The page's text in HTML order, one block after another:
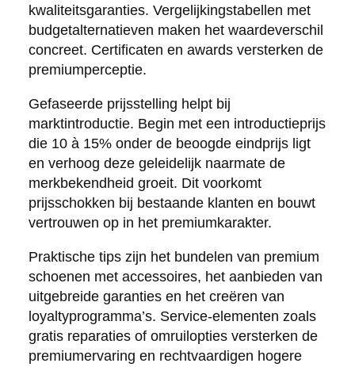
kwaliteitsgaranties. Vergelijkingstabellen met
budgetalternatieven maken het waardeverschil
concreet. Certificaten en awards versterken de
premiumperceptie.
Gefaseerde prijsstelling helpt bij
marktintroductie. Begin met een introductieprijs
die 10 à 15% onder de beoogde eindprijs ligt
en verhoog deze geleidelijk naarmate de
merkbekendheid groeit. Dit voorkomt
prijsschokken bij bestaande klanten en bouwt
vertrouwen op in het premiumkarakter.
Praktische tips zijn het bundelen van premium
schoenen met accessoires, het aanbieden van
uitgebreide garanties en het creëren van
loyaltyprogramma’s. Service-elementen zoals
gratis reparaties of omruilopties versterken de
premiumervaring en rechtvaardigen hogere